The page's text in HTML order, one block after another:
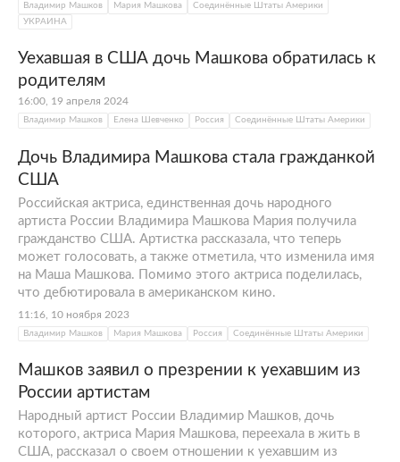
Владимир Машков Мария Машкова
Соединённые Штаты Америки
УКРАИНА
Уехавшая в США дочь Машкова обратилась к
родителям
16:00, 19 апреля 2024
Владимир Машков Елена Шевченко Россия Соединённые Штаты Америки
Дочь Владимира Машкова стала гражданкой
США
Российская актриса, единственная дочь народного
артиста России Владимира Машкова Мария получила
гражданство США. Артистка рассказала, что теперь
может голосовать, а также отметила, что изменила имя
на Маша Машкова. Помимо этого актриса поделилась,
что дебютировала в американском кино.
11:16, 10 ноября 2023
Владимир Машков Мария Машкова Россия Соединённые Штаты Америки
Машков заявил о презрении к уехавшим из
России артистам
Народный артист России Владимир Машков, дочь
которого, актриса Мария Машкова, переехала в жить в
США, рассказал о своем отношении к уехавшим из